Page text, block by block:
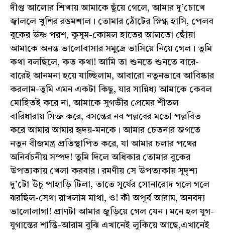
দীপ্ত আলোর শিখায় আমাকে ছুঁয়ে গেলে, আমার দু’চোখে
জ্বাললে খুশির রঙমশাল। তোমার ঠোঁটের স্নিগ্ধ হাসি, পেলব
বুকের উষ্ণ পরশ, কুসুম-কোমল হাতের আলতো ছোঁয়া
আমাকে অনন্ত ভালোবাসার সমুদ্রে ভাসিয়ে নিয়ে গেল। তুমি
কথা বলছিলে, কত কথা! আমি তা শুনতে শুনতে বারে-
বারেই আনমনা হয়ে যাচ্ছিলাম, আবারো নতুনভাবে আবিষ্কার
করলাম-তুমি এমন একটা কিছু, যার সান্নিধ্য আমাকে কেবল
মোহিতই করে না, আমাকে সুগভীর প্রেমের শীতল
বারিধারায় সিক্ত করে, বসন্তের নব পল্লবের মতো পল্লবিত
করে আমার আমার হৃদয়-মনকে। আমার চেতনার জগতে
নতুন বীজমন্ত্র প্রতিস্থাপিত করে, যা আমার চলার পথের
অনির্বচনীয় সম্পদ! তুমি দিলে অধিকার তোমার বুকের
উপত্যকায় খেলা করবার। রমণীয় সে উপত্যকায় সুদৃশ্য
দু’টো উঁচু পাহাড়ি টিলা, তাতে সূর্যের সোনারোদ গলে গলে
ঝরছিল-সেথা রাখলাম মাথা, ও! কী অপূর্ব আরাম, অনবদ্য
ভালোলাগা! প্রাণটা আমার জুড়িয়ে গেল যেন। মনে হল যুগ-
যুগান্তের শান্তি-আরাম বুঝি এখানেই লুকিয়ে আছে,এখানেই